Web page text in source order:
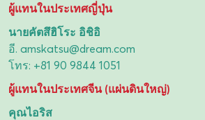
ผู้แทนในประเทศญี่ปุ่น
นายคัตสึฮิโระ อิชิอิ
อี. amskatsu@dream.com
โทร: +81 90 9844 1051
ผู้แทนในประเทศจีน (แผ่นดินใหญ่)
คุณไอริส